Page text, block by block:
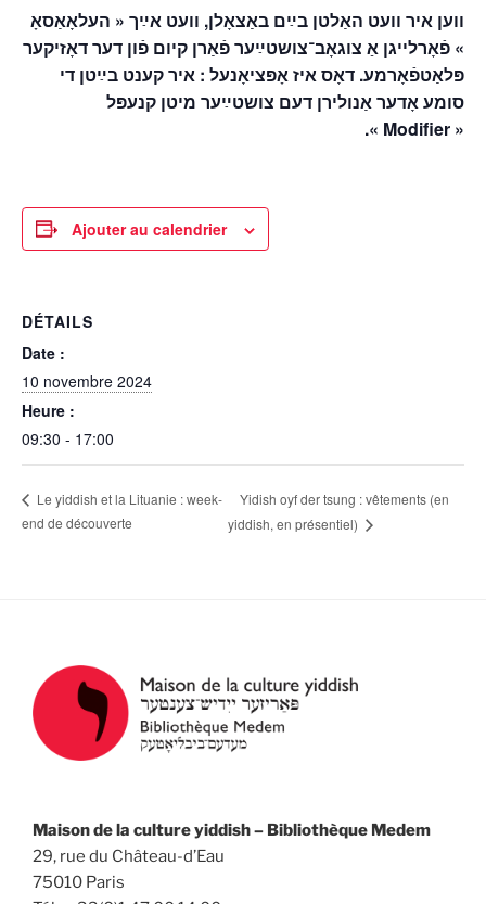
ווען איר וועט האַלטן בײַם באַצאָלן, וועט אײַך « העלאָאַסאָ
» פֿאָרלייגן אַ צוגאָב־צושטײַער פֿאַרן קיום פֿון דער דאָזיקער
פּלאַטפֿאָרמע. דאָס איז אָפּציאָנעל : איר קענט בײַטן די
סומע אָדער אַנולירן דעם צושטײַער מיטן קנעפּל
« Modifier ».
Ajouter au calendrier
DÉTAILS
Date :
10 novembre 2024
Heure :
09:30 - 17:00
Le yiddish et la Lituanie : week-
end de découverte
Yidish oyf der tsung : vêtements (en
yiddish, en présentiel)
Maison de la culture yiddish – Bibliothèque Medem
29, rue du Château-d’Eau
75010 Paris